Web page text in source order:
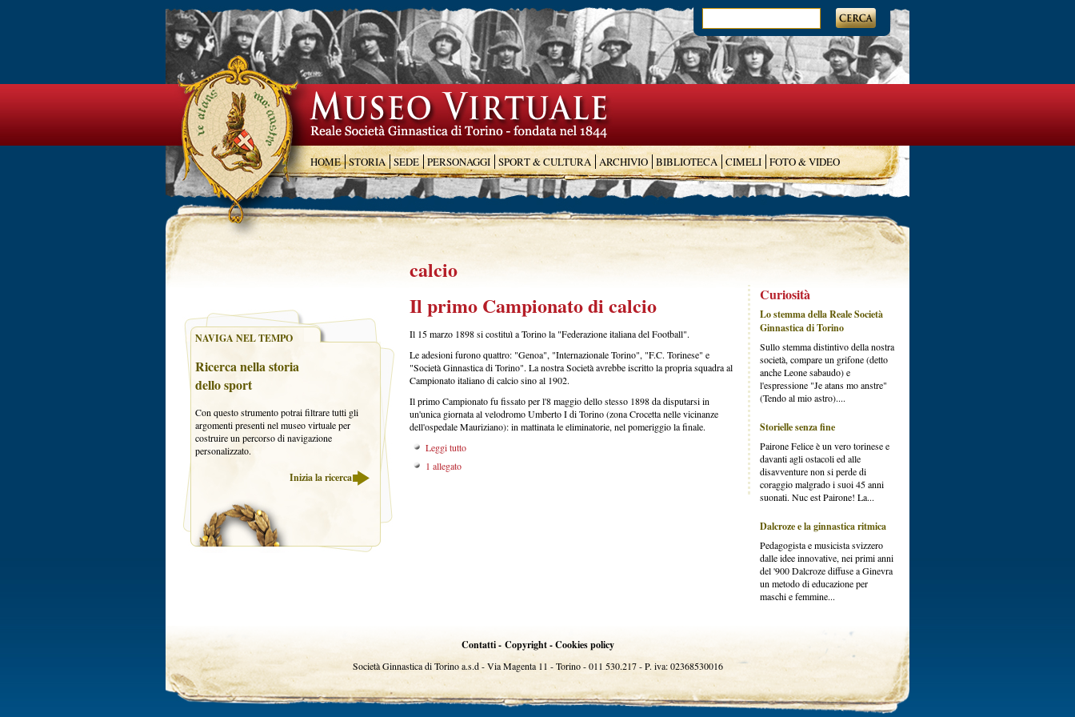
HOME STORIA SEDE PERSONAGGI SPORT & CULTURA ARCHIVIO BIBLIOTECA CIMELI FOTO & VIDEO
NAVIGA NEL TEMPO
Ricerca nella storia
dello sport
Con questo strumento potrai filtrare tutti gli
argomenti presenti nel museo virtuale per
costruire un percorso di navigazione
personalizzato.
Inizia la ricerca
calcio
Il primo Campionato di calcio
Il 15 marzo 1898 si costituì a Torino la "Federazione italiana del Football".
Le adesioni furono quattro: "Genoa", "Internazionale Torino", "F.C. Torinese" e
"Società Ginnastica di Torino". La nostra Società avrebbe iscritto la propria squadra al
Campionato italiano di calcio sino al 1902.
Il primo Campionato fu fissato per l'8 maggio dello stesso 1898 da disputarsi in
un'unica giornata al velodromo Umberto I di Torino (zona Crocetta nelle vicinanze
dell'ospedale Mauriziano): in mattinata le eliminatorie, nel pomeriggio la finale.
Leggi tutto
1 allegato
Curiosità
Lo stemma della Reale Società
Ginnastica di Torino
Sullo stemma distintivo della nostra
società, compare un grifone (detto
anche Leone sabaudo) e
l'espressione "Je atans mo anstre"
(Tendo al mio astro)....
Storielle senza fine
Pairone Felice è un vero torinese e
davanti agli ostacoli ed alle
disavventure non si perde di
coraggio malgrado i suoi 45 anni
suonati. Nuc est Pairone! La...
Dalcroze e la ginnastica ritmica
Pedagogista e musicista svizzero
dalle idee innovative, nei primi anni
del '900 Dalcroze diffuse a Ginevra
un metodo di educazione per
maschi e femmine...
Contatti - Copyright -Cookies policy
Società Ginnastica di Torino a.s.d - Via Magenta 11 - Torino - 011 530.217 - P. iva: 02368530016